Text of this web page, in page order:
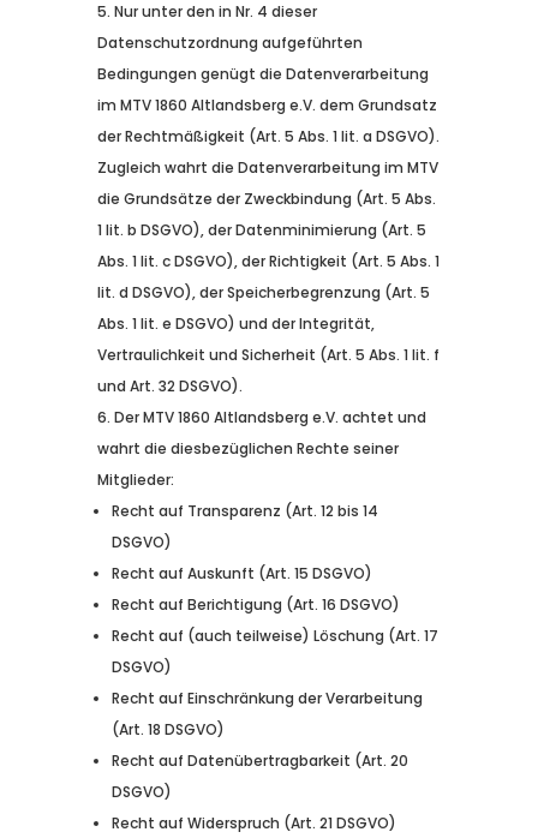
Nur unter den in Nr. 4 dieser
Datenschutzordnung aufgeführten
Bedingungen genügt die Datenverarbeitung
im MTV 1860 Altlandsberg e.V. dem Grundsatz
der Rechtmäßigkeit (Art. 5 Abs. 1 lit. a DSGVO).
Zugleich wahrt die Datenverarbeitung im MTV
die Grundsätze der Zweckbindung (Art. 5 Abs.
1 lit. b DSGVO), der Datenminimierung (Art. 5
Abs. 1 lit. c DSGVO), der Richtigkeit (Art. 5 Abs. 1
lit. d DSGVO), der Speicherbegrenzung (Art. 5
Abs. 1 lit. e DSGVO) und der Integrität,
Vertraulichkeit und Sicherheit (Art. 5 Abs. 1 lit. f
und Art. 32 DSGVO).
Der MTV 1860 Altlandsberg e.V. achtet und
wahrt die diesbezüglichen Rechte seiner
Mitglieder:
Recht auf Transparenz (Art. 12 bis 14
DSGVO)
Recht auf Auskunft (Art. 15 DSGVO)
Recht auf Berichtigung (Art. 16 DSGVO)
Recht auf (auch teilweise) Löschung (Art. 17
DSGVO)
Recht auf Einschränkung der Verarbeitung
(Art. 18 DSGVO)
Recht auf Datenübertragbarkeit (Art. 20
DSGVO)
Recht auf Widerspruch (Art. 21 DSGVO)